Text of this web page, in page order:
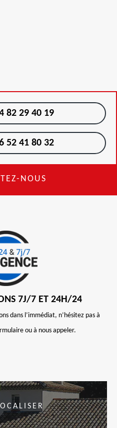
82 29 40 19
52 41 80 32
NOUS
7J/7 ET 24H/24
dans l’immédiat, n’hésitez pas à
ou à nous appeler.